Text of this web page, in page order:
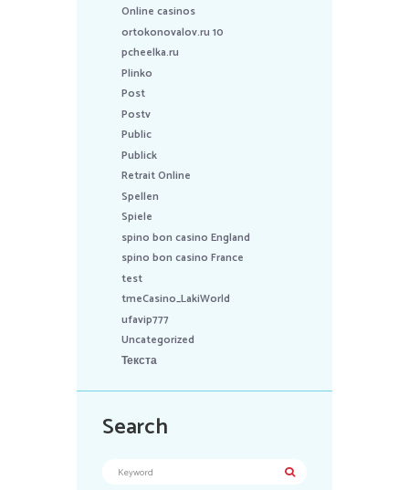
Online casinos
ortokonovalov.ru 10
pcheelka.ru
Plinko
Post
Postv
Public
Publick
Retrait Online
Spellen
Spiele
spino bon casino England
spino bon casino France
test
tmeCasino_LakiWorld
ufavip777
Uncategorized
Текста
Search